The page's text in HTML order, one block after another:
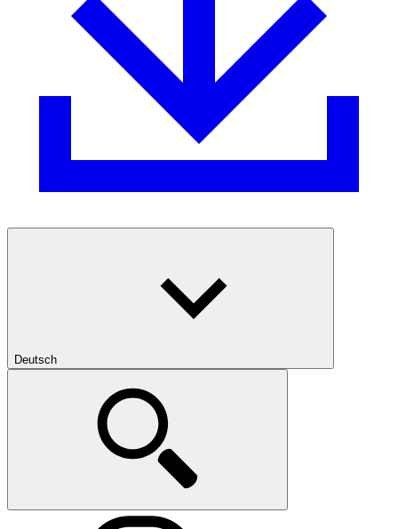
Deutsch